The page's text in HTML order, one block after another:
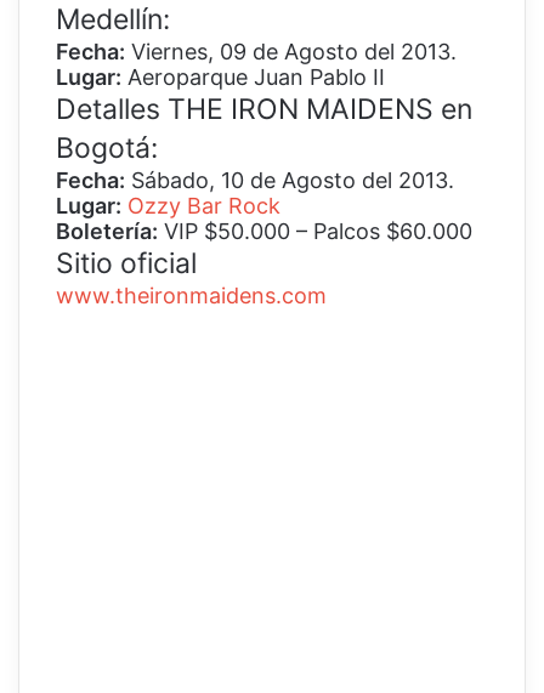
Medellín:
Fecha: Viernes, 09 de Agosto del 2013.
Lugar: Aeroparque Juan Pablo II
Detalles THE IRON MAIDENS en
Bogotá:
Fecha: Sábado, 10 de Agosto del 2013.
Lugar: Ozzy Bar Rock
Boletería: VIP $50.000 – Palcos $60.000
Sitio oficial
www.theironmaidens.com